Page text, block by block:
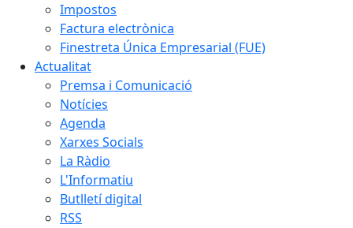
Impostos
Factura electrònica
Finestreta Única Empresarial (FUE)
Actualitat
Premsa i Comunicació
Notícies
Agenda
Xarxes Socials
La Ràdio
L'Informatiu
Butlletí digital
RSS